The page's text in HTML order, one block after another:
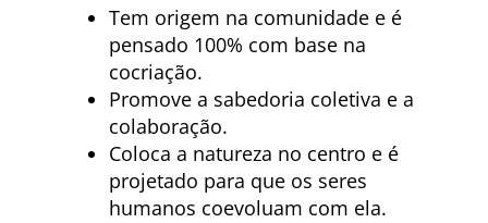
Tem origem na comunidade e é
pensado 100% com base na
cocriação.
Promove a sabedoria coletiva e a
colaboração.
Coloca a natureza no centro e é
projetado para que os seres
humanos coevoluam com ela.